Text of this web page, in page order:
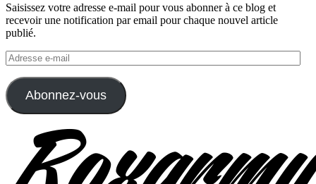
Saisissez votre adresse e-mail pour vous abonner à ce blog et
recevoir une notification par email pour chaque nouvel article
publié.
Adresse
e-
mail
Abonnez-vous